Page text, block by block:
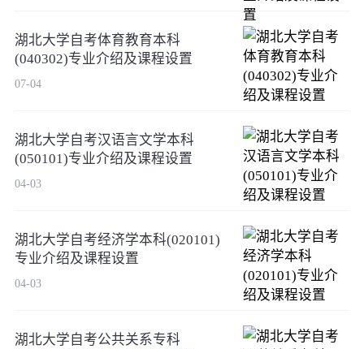
湖北大学自考体育教育本科
(040302)专业介绍及课程设置
07-04
湖北大学自考汉语言文学本科
(050101)专业介绍及课程设置
04-03
湖北大学自考经济学本科(020101)
专业介绍及课程设置
04-03
湖北大学自考公共关系专科